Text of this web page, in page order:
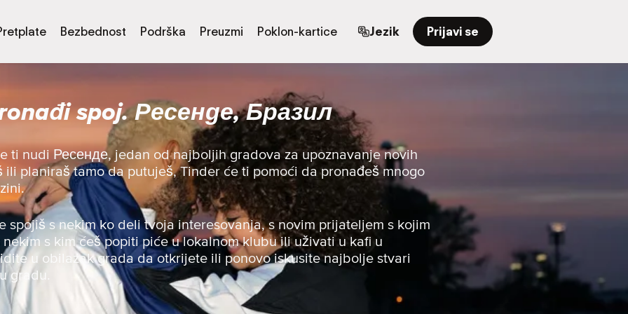
Bezbednost Podrška Preuzmi Poklon-kartice Jezik Prijavi se
spoj. Ресенде, Бразил
ti nudi Ресенде, jedan od najboljih gradova za upoznavanje novih
ili planiraš tamo da putuješ, Tinder će ti pomoći da pronađeš mnogo
spojiš s nekim ko deli tvoja interesovanja, s novim prijateljem s kojim
nekim s kim ćeš popiti piće u lokalnom klubu ili uživati u kafi u
u obilazak grada da otkrijete ili ponovo iskusite najbolje stvari
gradu.